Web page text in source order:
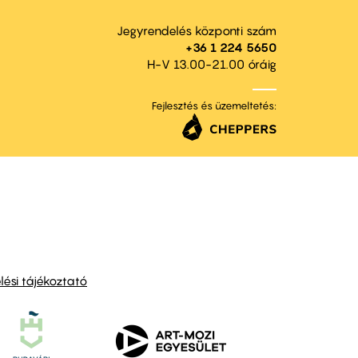
Jegyrendelés központi szám
+36 1 224 5650
H-V 13.00-21.00 óráig
Fejlesztés és üzemeltetés:
tájékoztató